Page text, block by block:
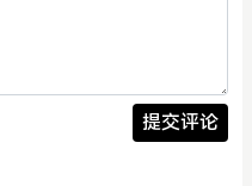
提交评论